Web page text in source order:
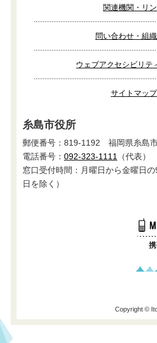
関連機関・リ
問い合わせ・組
ウェブアクセシビリテ
サイトマップ
糸島市役所
郵便番号：819-1192 福岡県糸島
電話番号： 092-323-1111（代表）
窓口受付時間：月曜日から金曜日
日を除く）
Copyright ©